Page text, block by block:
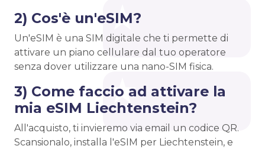
2) Cos'è un'eSIM?
Un'eSIM è una SIM digitale che ti permette di
attivare un piano cellulare dal tuo operatore
senza dover utilizzare una nano-SIM fisica.
3) Come faccio ad attivare la
mia eSIM Liechtenstein?
All'acquisto, ti invieremo via email un codice QR.
Scansionalo, installa l'eSIM per Liechtenstein, e